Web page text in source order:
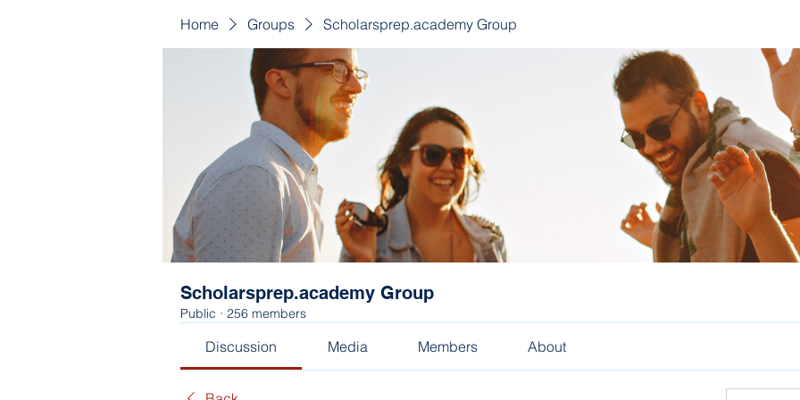
Home Groups Scholarsprep.academy Group
Scholarsprep.academy Group
Public · 256 members
Discussion Media Members About